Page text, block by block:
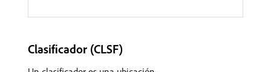
Clasificador (CLSF)